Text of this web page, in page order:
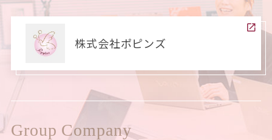
株式会社ポピンズ
Group Company